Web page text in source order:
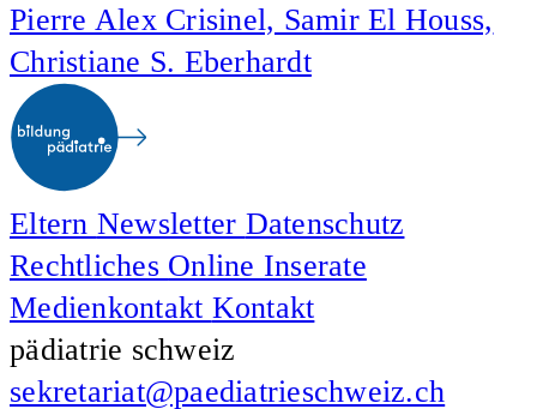
Pierre Alex Crisinel, Samir El Houss,
Christiane S. Eberhardt
Eltern Newsletter Datenschutz
Rechtliches Online Inserate
Medienkontakt Kontakt
pädiatrie schweiz
sekretariat@paediatrieschweiz.ch